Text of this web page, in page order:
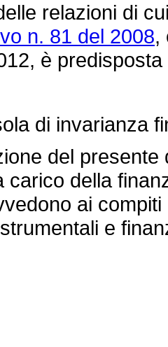
relazioni di
n. 81 del 2008,
è
di invarianza
del presente
carico della
ai
e